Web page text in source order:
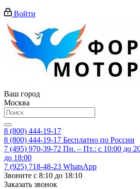
Войти
Ваш город
Москва
8 (800) 444-19-17
8 (800) 444-19-17 Бесплатно по России
7 (495) 970-39-72 Пн. – Пт.: с 10:00 до
до 18:00
7 (925) 718-48-23 WhatsApp
Звоните с 8:10 до 18:10
Заказать звонок